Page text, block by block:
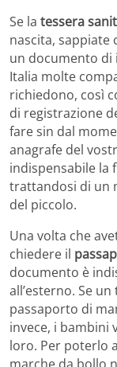
Se la tessera
nascita, sappiate
un documento di
Italia molte
richiedono, così
di registrazione
fare sin dal
anagrafe del
indispensabile la
trattandosi di un
del piccolo.
Una volta che
chiedere il
documento è
all’esterno. Se
passaporto di
invece, i bambini
loro. Per poterlo
marche da bollo